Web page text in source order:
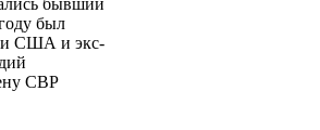
бывший
был
США и экс-
СВР